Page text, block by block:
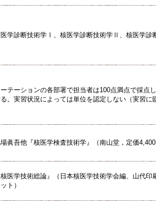
学診断技術学Ⅰ、核医学診断技術学Ⅱ、核医学診
ーテーションの各部署で担当者は100点満点で採点
。実習状況によっては単位を認定しない（実習に
眞吾他『核医学検査技術学』（南山堂，定価4,400
核医学技術総論』（日本核医学技術学会編、山代
ト）